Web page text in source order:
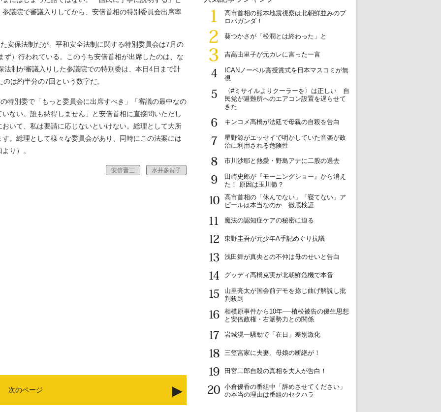
議院で審議入りしてから、安倍首相の特別委員会出席率
保法制だが、平和安全法制に関する特別委員会は7月の
）行われている。このうち安倍首相が出席したのは、な
制が審議入りした参議院での特別委は、本日4日まで計
は約半分の7回という数字だ。
特別委で「もっと委員会に出席すべき」「審議の最中なの
ない。誰も納得しません」と安倍首相に直接問いただし
いて、私は要請に応じないといけない。総理として大所
。総理として様々な委員会があり、同時にこの法案には
り）。
安倍晋三 水井多賀子
次のページ
1
高市首相の熊本地震視察は北朝鮮並みのプ
ロパガンダ！
2
葵つかさが「松潤とは終わった」と
3
吉高由里子が元カレに言った一言
4
ICANノーベル賞授賞式を日本マスコミが無
視
5
〈#ミサイルよりクーラーを〉は正しい 自
民党が避難所へのエアコン設置を遅らせて
きた
6
キンコメ高橋が法廷で母親の自殺を告白
7
星野源がエッセイで明かしていた音楽が政
治に利用される危険性
8
市川沙耶と熱愛・野島アナに二股の過去
9
田崎史郎が『モーニングショー』から消え
た！ 原因は玉川徹？
10
高市首相の「休んでない」「寝てない」ア
ピールは本当なのか 徹底検証
11
魔法の認知症ケアの秘密に迫る
12
東野圭吾が元少年A手記めぐり抗議
13
浅田舞が真央との不仲は母のせいと告白
14
グッディ高橋克実が北朝鮮危機で本音
15
山里亮太が国会前デモを捻じ曲げ解説し批
判殺到
16
相模原事件から10年──植松被告の優生思想
と安倍政権・右派勢力との関係
17
岩城滉一騒動で「在日」差別激化
18
三笠宮家に夫妻、母娘の断絶が！
19
田宮二郎自殺の真相を夫人が告白！
20
小倉優香の番組中「辞めさせてください」
の本当の理由は番組のセクハラ